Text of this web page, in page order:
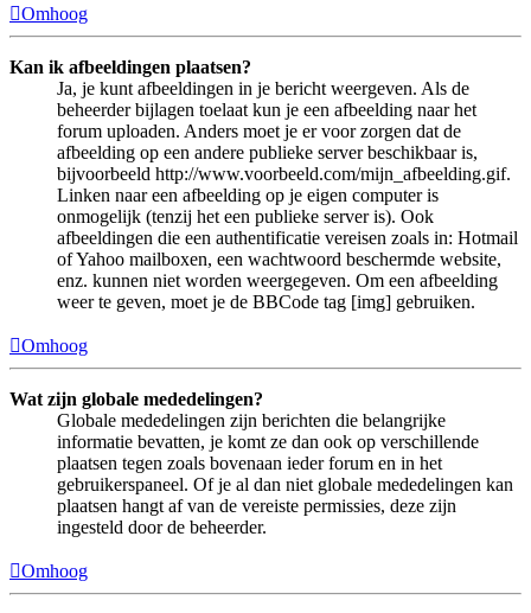
Omhoog
Kan ik afbeeldingen plaatsen?
Ja, je kunt afbeeldingen in je bericht weergeven. Als de
beheerder bijlagen toelaat kun je een afbeelding naar het
forum uploaden. Anders moet je er voor zorgen dat de
afbeelding op een andere publieke server beschikbaar is,
bijvoorbeeld http://www.voorbeeld.com/mijn_afbeelding.gif.
Linken naar een afbeelding op je eigen computer is
onmogelijk (tenzij het een publieke server is). Ook
afbeeldingen die een authentificatie vereisen zoals in: Hotmail
of Yahoo mailboxen, een wachtwoord beschermde website,
enz. kunnen niet worden weergegeven. Om een afbeelding
weer te geven, moet je de BBCode tag [img] gebruiken.
Omhoog
Wat zijn globale mededelingen?
Globale mededelingen zijn berichten die belangrijke
informatie bevatten, je komt ze dan ook op verschillende
plaatsen tegen zoals bovenaan ieder forum en in het
gebruikerspaneel. Of je al dan niet globale mededelingen kan
plaatsen hangt af van de vereiste permissies, deze zijn
ingesteld door de beheerder.
Omhoog